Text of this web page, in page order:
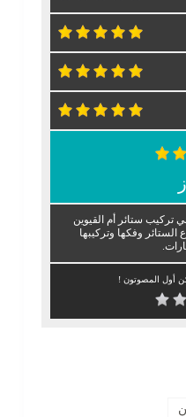
تركيب ستائر أم القيوين
الستائر وفكها وتركيبها
أول المصوتون !